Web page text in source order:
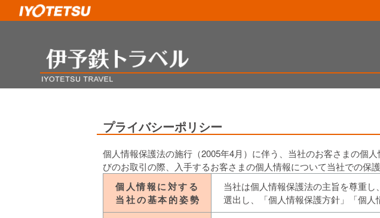
プライバシーポリシー
個人情報保護法の施行（2005年4月）に伴う、当社のお客さまの個
びのお取引の際、入手するお客さまの個人情報について当社での保
個人情報に対する
当社の基本的姿勢
当社は個人情報保護法の主旨を尊重
選出し、「個人情報保護方針」「個